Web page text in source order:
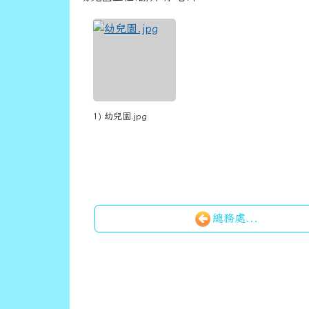
link to https://www.ssps.hlc.edu.tw/
1) 幼兒園.jpg
總務處...